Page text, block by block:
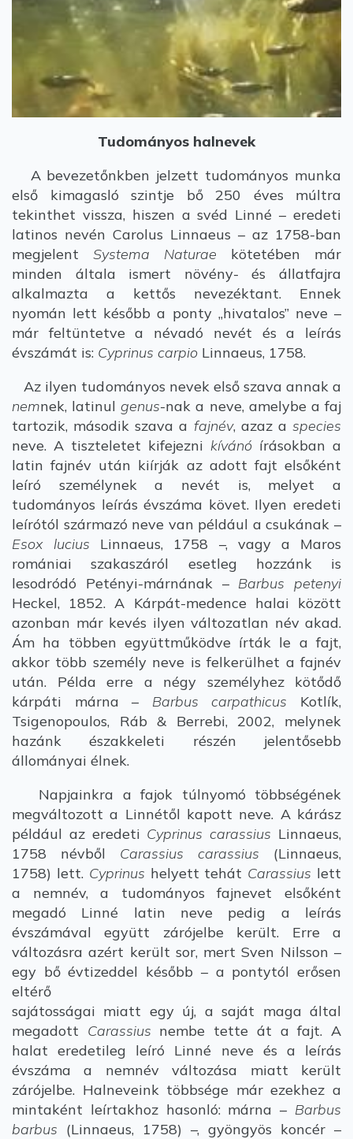
Tudományos halnevek
A bevezetőnkben jelzett tudományos munka
első kimagasló szintje bő 250 éves múltra
tekinthet vissza, hiszen a svéd Linné – eredeti
latinos nevén Carolus Linnaeus – az 1758-ban
megjelent Systema Naturae kötetében már
minden általa ismert növény- és állatfajra
alkalmazta a kettős nevezéktant. Ennek
nyomán lett később a ponty „hivatalos” neve –
már feltüntetve a névadó nevét és a leírás
évszámát is: Cyprinus carpio Linnaeus, 1758.
Az ilyen tudományos nevek első szava annak a
nemnek, latinul genus-nak a neve, amelybe a faj
tartozik, második szava a fajnév, azaz aspecies
neve. A tiszteletet kifejezni kívánó írásokban a
latin fajnév után kiírják az adott fajt elsőként
leíró személynek a nevét is, melyet a
tudományos leírás évszáma követ. Ilyen eredeti
leírótól származó neve van például a csukának –
Esox lucius Linnaeus, 1758 –, vagy a Maros
romániai szakaszáról esetleg hozzánk is
lesodródó Petényi-márnának – Barbus petenyi
Heckel, 1852. A Kárpát-medence halai között
azonban már kevés ilyen változatlan név akad.
Ám ha többen együttműködve írták le a fajt,
akkor több személy neve is felkerülhet a fajnév
után. Példa erre a négy személyhez kötődő
kárpáti márna – Barbus carpathicus Kotlík,
Tsigenopoulos, Ráb & Berrebi, 2002, melynek
hazánk északkeleti részén jelentősebb
állományai élnek.
Napjainkra a fajok túlnyomó többségének
megváltozott a Linnétől kapott neve. A kárász
például az eredeti Cyprinus carassius Linnaeus,
1758 névből Carassius carassius (Linnaeus,
1758) lett. Cyprinus helyett tehát Carassius lett
a nemnév, a tudományos fajnevet elsőként
megadó Linné latin neve pedig a leírás
évszámával együtt zárójelbe került. Erre a
változásra azért került sor, mert Sven Nilsson –
egy bő évtizeddel később – a pontytól erősen
eltérő
sajátosságai miatt egy új, a saját maga által
megadott Carassius nembe tette át a fajt. A
halat eredetileg leíró Linné neve és a leírás
évszáma a nemnév változása miatt került
zárójelbe. Halneveink többsége már ezekhez a
mintaként leírtakhoz hasonló: márna – Barbus
barbus (Linnaeus, 1758) –, gyöngyös koncér –